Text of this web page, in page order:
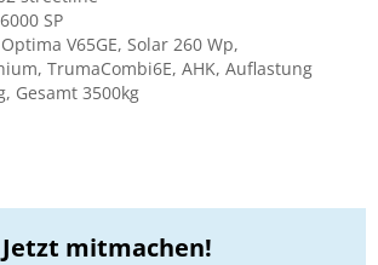
SP
V65GE, Solar 260 Wp,
TrumaCombi6E, AHK, Auflastung
Gesamt 3500kg
Jetzt mitmachen!